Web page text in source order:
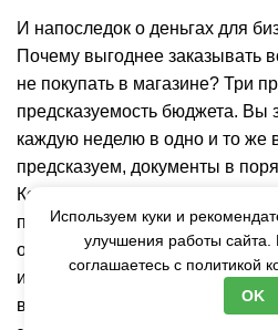
И напоследок о деньгах для
Почему выгоднее заказывать
не покупать в магазине? Три
предсказуемость бюджета. Вы
каждую неделю в одно и то же
предсказуем, документы в
Когда к вам приходят клиенты
переговорной стоит кулер с
одно. Когда кулер с
и вы можете сказать что это
вода из скважины 148 метров -
Используем куки и
улучшения работы сайта.
соглашаетесь с политикой
OK